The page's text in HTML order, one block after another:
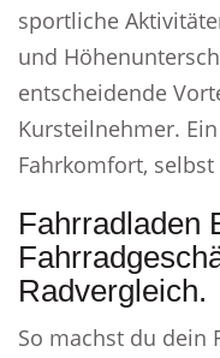
sportliche
und
entscheidende
Kursteilnehmer.
Fahrkomfort,
Fahrradladen
Radvergleich.
So machst du dein